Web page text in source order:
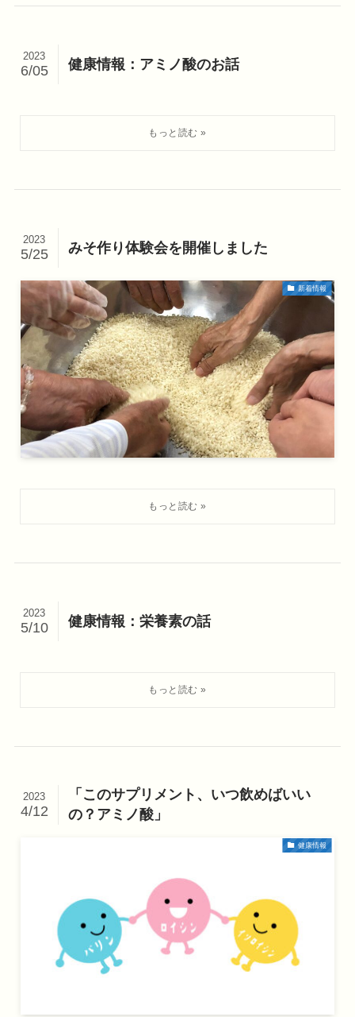
健康情報：アミノ酸のお話
2023
6/05
みそ作り体験会を開催しました
2023
5/25
新着情報
健康情報：栄養素の話
2023
5/10
「このサプリメント、いつ飲めばいい
の？アミノ酸」
2023
4/12
健康情報